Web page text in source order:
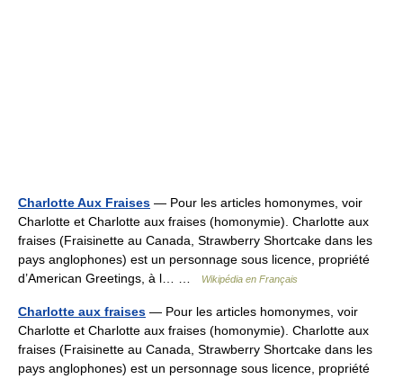
Charlotte Aux Fraises — Pour les articles homonymes, voir
Charlotte et Charlotte aux fraises (homonymie). Charlotte aux
fraises (Fraisinette au Canada, Strawberry Shortcake dans les
pays anglophones) est un personnage sous licence, propriété
d’American Greetings, à l… …
Wikipédia en Français
Charlotte aux fraises — Pour les articles homonymes, voir
Charlotte et Charlotte aux fraises (homonymie). Charlotte aux
fraises (Fraisinette au Canada, Strawberry Shortcake dans les
pays anglophones) est un personnage sous licence, propriété